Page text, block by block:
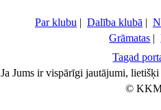
Par klubu | Dalība klubā |
Grāmatas |
Tagad
Ja Jums ir vispārīgi jautājumi,
©